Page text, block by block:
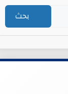
بحث